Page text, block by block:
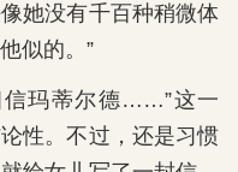
她没有千百种稍微体
似的。”
信玛蒂尔德……”这一
性。不过，还是习惯